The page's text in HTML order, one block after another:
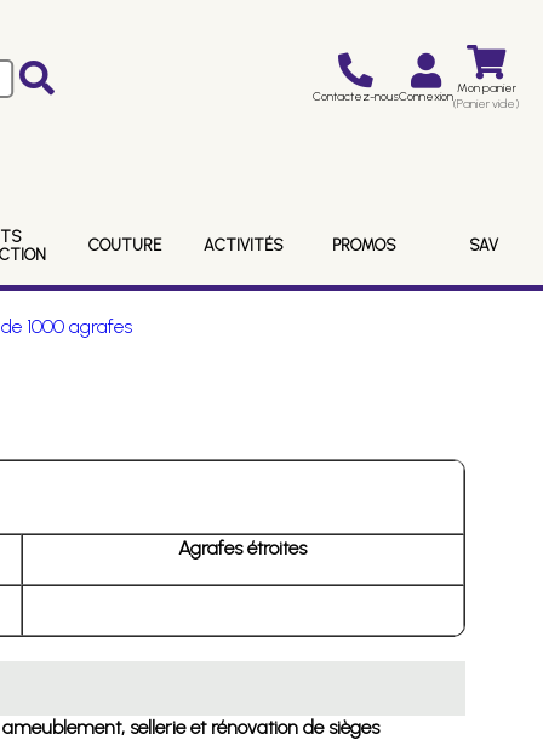
Contactez-nousConnexion Mon panier
(Panier vide)
COUTURE ACTIVITÉS PROMOS SAV
1000 agrafes
Agrafes étroites
sellerie et rénovation de sièges